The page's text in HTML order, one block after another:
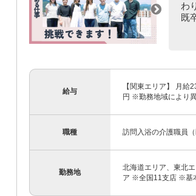
わ
既
給与
【関東エリア】 月
円 ※勤務地域により
職種 訪問入浴の介護職員
勤務地
北海道エリア、東北
ア ※全国11支店 ※基